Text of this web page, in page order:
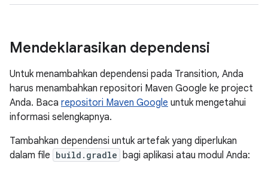
Mendeklarasikan dependensi
Untuk menambahkan dependensi pada Transition, Anda
harus menambahkan repositori Maven Google ke project
Anda. Baca repositori Maven Google untuk mengetahui
informasi selengkapnya.
Tambahkan dependensi untuk artefak yang diperlukan
dalam file build.gradle bagi aplikasi atau modul Anda: